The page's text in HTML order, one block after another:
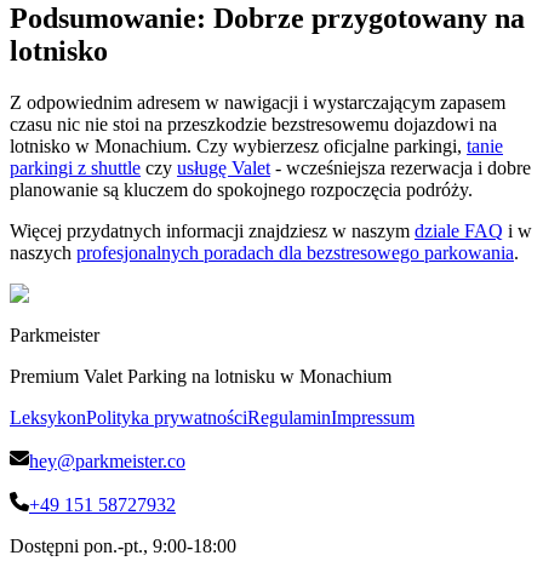
Podsumowanie: Dobrze przygotowany na
lotnisko
Z odpowiednim adresem w nawigacji i wystarczającym zapasem
czasu nic nie stoi na przeszkodzie bezstresowemu dojazdowi na
lotnisko w Monachium. Czy wybierzesz oficjalne parkingi, tanie
parkingi z shuttle czy usługę Valet - wcześniejsza rezerwacja i dobre
planowanie są kluczem do spokojnego rozpoczęcia podróży.
Więcej przydatnych informacji znajdziesz w naszym dziale FAQ i w
naszych profesjonalnych poradach dla bezstresowego parkowania.
Parkmeister
Premium Valet Parking na lotnisku w Monachium
LeksykonPolityka prywatnościRegulaminImpressum
hey@parkmeister.co
+49 151 58727932
Dostępni pon.-pt., 9:00-18:00